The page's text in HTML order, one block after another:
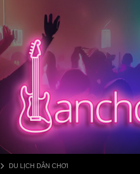
DU LỊCH DÂN CHƠI